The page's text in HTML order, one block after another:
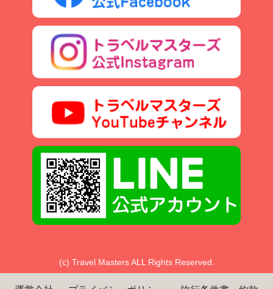
(c) Travel Masters ALL Rights Reserved.